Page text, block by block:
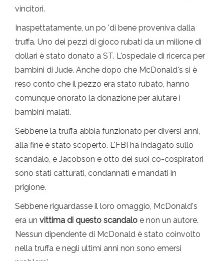
vincitori.
Inaspettatamente, un po 'di bene proveniva dalla
truffa. Uno dei pezzi di gioco rubati da un milione di
dollari è stato donato a ST. L'ospedale di ricerca per
bambini di Jude. Anche dopo che McDonald's si è
reso conto che il pezzo era stato rubato, hanno
comunque onorato la donazione per aiutare i
bambini malati.
Sebbene la truffa abbia funzionato per diversi anni,
alla fine è stato scoperto. L'FBI ha indagato sullo
scandalo, e Jacobson e otto dei suoi co-cospiratori
sono stati catturati, condannati e mandati in
prigione.
Sebbene riguardasse il loro omaggio, McDonald's
era un vittima di questo scandalo e non un autore.
Nessun dipendente di McDonald è stato coinvolto
nella truffa e negli ultimi anni non sono emersi